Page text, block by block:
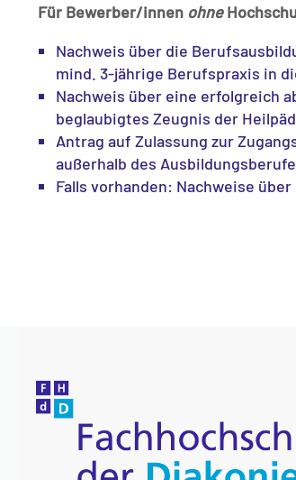
Für Bewerber/innen ohne
Nachweis über die
mind. 3-jährige Berufspraxis in
Nachweis über eine erfolgreich
beglaubigtes Zeugnis der
Antrag auf Zulassung zur
außerhalb des
Falls vorhanden: Nachweise